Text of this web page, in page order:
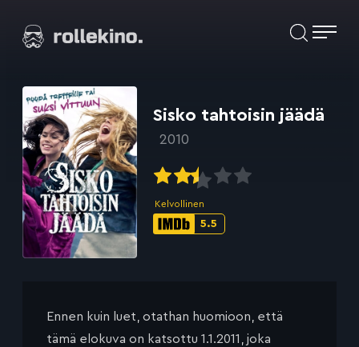
suoraan
Elokuvat ja elokuva-arviot | Rollekino.fi
jälkeen.
Sisko tahtoisin jäädä
2010
Kelvollinen
IMDb-
5.5
Ennen kuin luet, otathan huomioon, että
tämä elokuva on katsottu 1.1.2011, joka